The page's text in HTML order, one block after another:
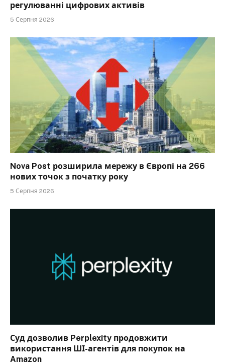
регулюванні цифрових активів
5 Серпня 2026
Nova Post розширила мережу в Європі на 266
нових точок з початку року
5 Серпня 2026
Суд дозволив Perplexity продовжити
використання ШІ-агентів для покупок на
Amazon